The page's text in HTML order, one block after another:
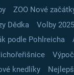
ZOO Nové
Dědka
Volby 2025
podle Pohlreicha
knedlíky